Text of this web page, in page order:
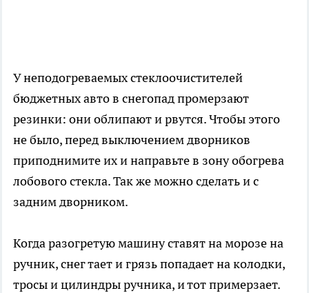
У неподогреваемых стеклоочистителей
бюджетных авто в снегопад промерзают
резинки: они облипают и рвутся. Чтобы этого
не было, перед выключением дворников
приподнимите их и направьте в зону обогрева
лобового стекла. Так же можно сделать и с
задним дворником.
Когда разогретую машину ставят на морозе на
ручник, снег тает и грязь попадает на колодки,
тросы и цилиндры ручника, и тот примерзает.